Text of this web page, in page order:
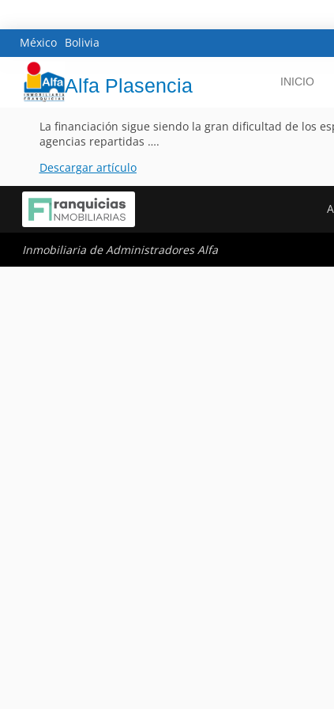
México Bolivia
Alfa Plasencia INICIO
La financiación sigue siendo la gran dificultad de los
agencias repartidas ….
Descargar artículo
Inmobiliaria de Administradores Alfa